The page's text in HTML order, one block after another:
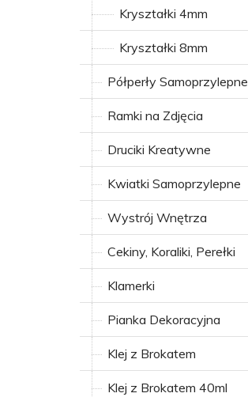
Kryształki 4mm
Kryształki 8mm
Półperły Samoprzylepne
Ramki na Zdjęcia
Druciki Kreatywne
Kwiatki Samoprzylepne
Wystrój Wnętrza
Cekiny, Koraliki, Perełki
Klamerki
Pianka Dekoracyjna
Klej z Brokatem
Klej z Brokatem 40ml